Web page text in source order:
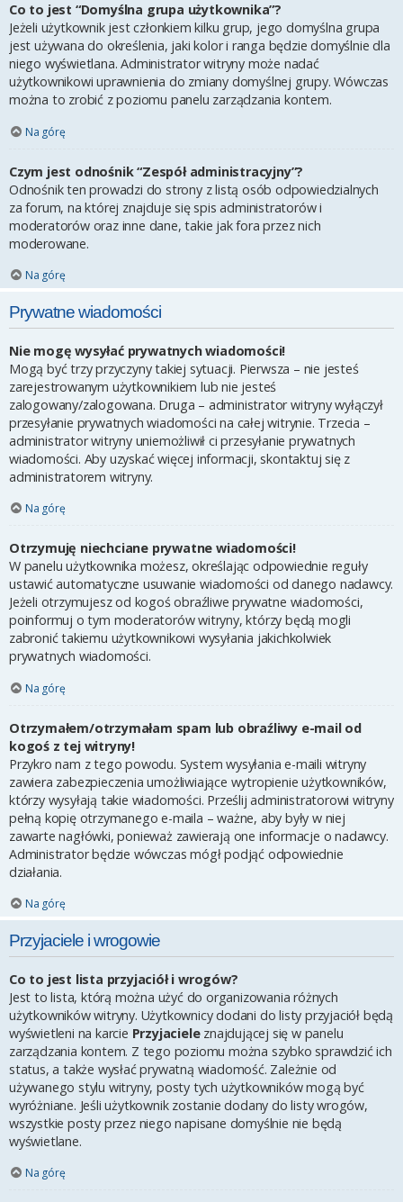
Co to jest “Domyślna grupa użytkownika”?
Jeżeli użytkownik jest członkiem kilku grup, jego domyślna grupa
jest używana do określenia, jaki kolor i ranga będzie domyślnie dla
niego wyświetlana. Administrator witryny może nadać
użytkownikowi uprawnienia do zmiany domyślnej grupy. Wówczas
można to zrobić z poziomu panelu zarządzania kontem.
Na górę
Czym jest odnośnik “Zespół administracyjny”?
Odnośnik ten prowadzi do strony z listą osób odpowiedzialnych
za forum, na której znajduje się spis administratorów i
moderatorów oraz inne dane, takie jak fora przez nich
moderowane.
Na górę
Prywatne wiadomości
Nie mogę wysyłać prywatnych wiadomości!
Mogą być trzy przyczyny takiej sytuacji. Pierwsza – nie jesteś
zarejestrowanym użytkownikiem lub nie jesteś
zalogowany/zalogowana. Druga – administrator witryny wyłączył
przesyłanie prywatnych wiadomości na całej witrynie. Trzecia –
administrator witryny uniemożliwił ci przesyłanie prywatnych
wiadomości. Aby uzyskać więcej informacji, skontaktuj się z
administratorem witryny.
Na górę
Otrzymuję niechciane prywatne wiadomości!
W panelu użytkownika możesz, określając odpowiednie reguły
ustawić automatyczne usuwanie wiadomości od danego nadawcy.
Jeżeli otrzymujesz od kogoś obraźliwe prywatne wiadomości,
poinformuj o tym moderatorów witryny, którzy będą mogli
zabronić takiemu użytkownikowi wysyłania jakichkolwiek
prywatnych wiadomości.
Na górę
Otrzymałem/otrzymałam spam lub obraźliwy e-mail od
kogoś z tej witryny!
Przykro nam z tego powodu. System wysyłania e-maili witryny
zawiera zabezpieczenia umożliwiające wytropienie użytkowników,
którzy wysyłają takie wiadomości. Prześlij administratorowi witryny
pełną kopię otrzymanego e-maila – ważne, aby były w niej
zawarte nagłówki, ponieważ zawierają one informacje o nadawcy.
Administrator będzie wówczas mógł podjąć odpowiednie
działania.
Na górę
Przyjaciele i wrogowie
Co to jest lista przyjaciół i wrogów?
Jest to lista, którą można użyć do organizowania różnych
użytkowników witryny. Użytkownicy dodani do listy przyjaciół będą
wyświetleni na karcie Przyjacieleznajdującej się w panelu
zarządzania kontem. Z tego poziomu można szybko sprawdzić ich
status, a także wysłać prywatną wiadomość. Zależnie od
używanego stylu witryny, posty tych użytkowników mogą być
wyróżniane. Jeśli użytkownik zostanie dodany do listy wrogów,
wszystkie posty przez niego napisane domyślnie nie będą
wyświetlane.
Na górę